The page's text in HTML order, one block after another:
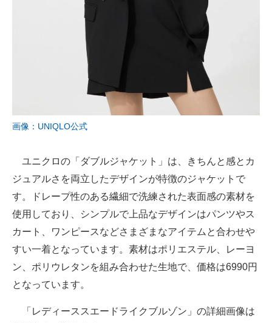
画像：UNIQLO公式
ユニクロの「ダブルジャケット」は、きちんと感とカ
ジュアルさを両立したデザインが特徴のジャケットで
す。ドレープ性のある繊細で洗練された表面感の素材を
使用しており、シンプルで上品なデザインはパンツやス
カート、ワンピースなどさまざまなアイテムと合わせや
すい一着となっています。素材はポリエステル、レーヨ
ン、ポリウレタンを組み合わせた生地で、価格は6990円
となっています。
「レディーススエードライクブルゾン」の詳細画像は